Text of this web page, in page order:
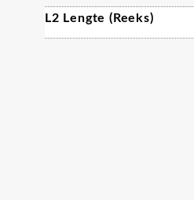
L2 Lengte (reeks)